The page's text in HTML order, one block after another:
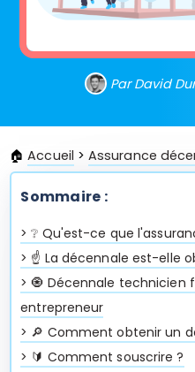
Par David
🏠Accueil > Assurance
Sommaire :
>❔ Qu'est-ce que
> ☝️ La décennale est-elle
>🧿 Décennale technicien
entrepreneur
> 🔎 Comment obtenir un
> 🔰 Comment souscrire ?